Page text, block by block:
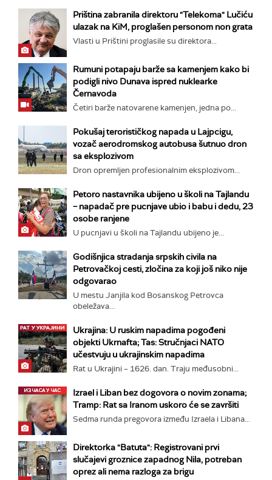
Priština zabranila direktoru "Telekoma" Lučiću
ulazak na KiM, proglašen personom non grata
Vlasti u Prištini proglasile su direktora...
Rumuni potapaju barže sa kamenjem kako bi
podigli nivo Dunava ispred nuklearke
Černavoda
Četiri barže natovarene kamenjen, jedna po...
Pokušaj terorističkog napada u Lajpcigu,
vozač aerodromskog autobusa šutnuo dron
sa eksplozivom
Dron opremljen profesionalnim eksplozivom...
Petoro nastavnika ubijeno u školi na Tajlandu
– napadač pre pucnjave ubio i babu i dedu, 23
osobe ranjene
U pucnjavi u školi na Tajlandu ubijeno je...
Godišnjica stradanja srpskih civila na
Petrovačkoj cesti, zločina za koji još niko nije
odgovarao
U mestu Janjila kod Bosanskog Petrovca
obeležava...
Ukrajina: U ruskim napadima pogođeni
objekti Ukrnafta; Tas: Stručnjaci NATO
učestvuju u ukrajinskim napadima
Rat u Ukrajini – 1626. dan. Traju međusobni...
Izrael i Liban bez dogovora o novim zonama;
Tramp: Rat sa Iranom uskoro će se završiti
Sedma runda pregovora između Izraela i Libana...
Direktorka "Batuta": Registrovani prvi
slučajevi groznice zapadnog Nila, potreban
oprez ali nema razloga za brigu